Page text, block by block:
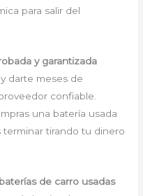
para salir del
y garantizada
darte meses de
confiable.
una batería usada
terminar tirando tu dinero
baterías de carro usadas